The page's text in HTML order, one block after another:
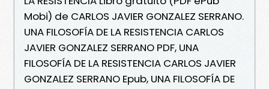
Mobi) de CARLOS JAVIER GONZALEZ SERRANO.
UNA FILOSOFÍA DE LA RESISTENCIA CARLOS
JAVIER GONZALEZ SERRANO PDF, UNA
FILOSOFÍA DE LA RESISTENCIA CARLOS JAVIER
GONZALEZ SERRANO Epub, UNA FILOSOFÍA DE